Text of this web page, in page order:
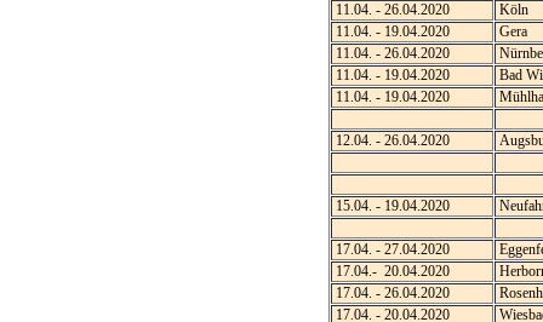
11.04. - 26.04.2020
Köln
11.04. - 19.04.2020
Gera
11.04. - 26.04.2020
11.04. - 19.04.2020
Bad
11.04. - 19.04.2020
12.04. - 26.04.2020
15.04. - 19.04.2020
17.04. - 27.04.2020
17.04.- 20.04.2020
17.04. - 26.04.2020
17.04. - 20.04.2020